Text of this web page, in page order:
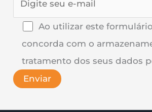
Ao utilizar este
concorda com o
tratamento dos seus dados